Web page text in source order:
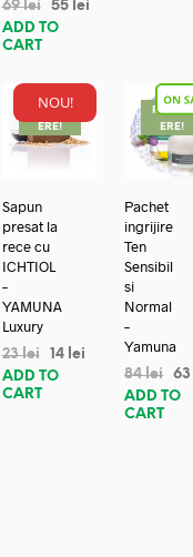
69lei 55 lei
ADD TO
CART
NOU!
REDUC
ERE!
Sapun
presat la
rece cu
ICHTIOL
–
YAMUNA
Luxury
23lei 14 lei
ADD TO
CART
REDUC
ERE!
Pachet
ingrijire
Ten
Sensibil
si
Normal
–
Yamuna
84lei 63
ADD TO
CART